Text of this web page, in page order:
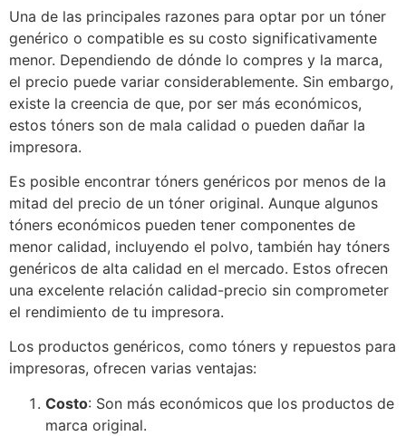
Una de las principales razones para optar por un tóner
genérico o compatible es su costo significativamente
menor. Dependiendo de dónde lo compres y la marca,
el precio puede variar considerablemente. Sin embargo,
existe la creencia de que, por ser más económicos,
estos tóners son de mala calidad o pueden dañar la
impresora.
Es posible encontrar tóners genéricos por menos de la
mitad del precio de un tóner original. Aunque algunos
tóners económicos pueden tener componentes de
menor calidad, incluyendo el polvo, también hay tóners
genéricos de alta calidad en el mercado. Estos ofrecen
una excelente relación calidad-precio sin comprometer
el rendimiento de tu impresora.
Los productos genéricos, como tóners y repuestos para
impresoras, ofrecen varias ventajas:
Costo: Son más económicos que los productos de
marca original.